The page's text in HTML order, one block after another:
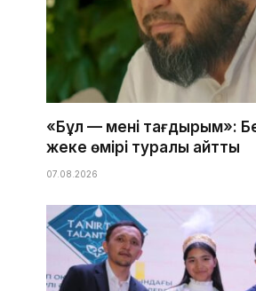
«Бұл — менің тағдырым»:
жеке өмірі туралы айтты
07.08.2026